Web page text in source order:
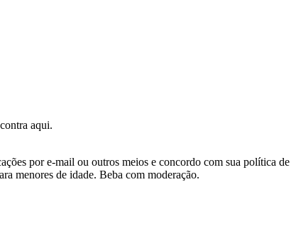
aqui.
por e-mail ou outros meios e concordo com sua política de
menores de idade. Beba com moderação.